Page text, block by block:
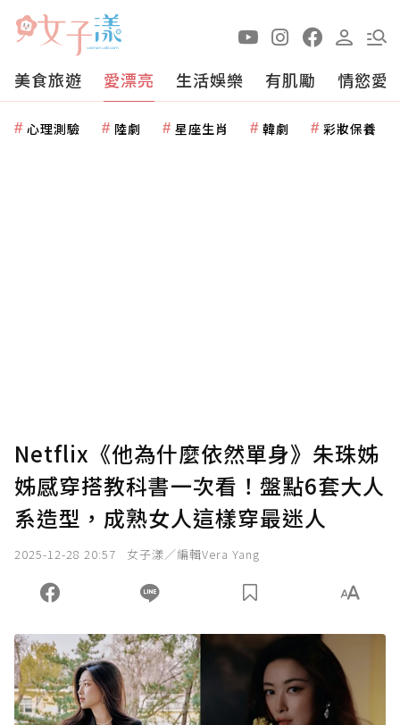
美食旅遊 愛漂亮 生活娛樂 有肌勵 情慾愛
心理測驗 陸劇 星座生肖 韓劇 彩妝保養
Netflix《他為什麼依然單身》朱珠姊
姊感穿搭教科書一次看！盤點6套大人
系造型，成熟女人這樣穿最迷人
2025-12-28 20:57 女子漾／編輯Vera Yang